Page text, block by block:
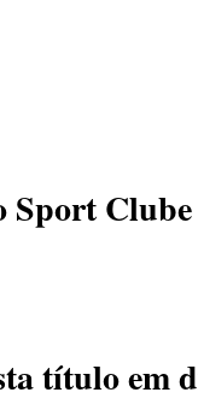
Sport
título em